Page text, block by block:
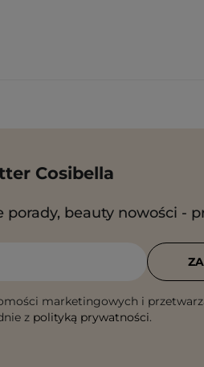
Cosibella
beauty nowości -
marketingowych i
z polityką prywatności.